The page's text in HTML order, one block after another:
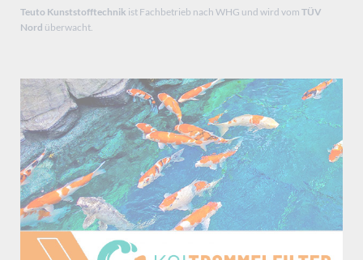
Teuto Kunststofftechnik ist Fachbetrieb nach WHG und wird vom TÜV
Nord überwacht.